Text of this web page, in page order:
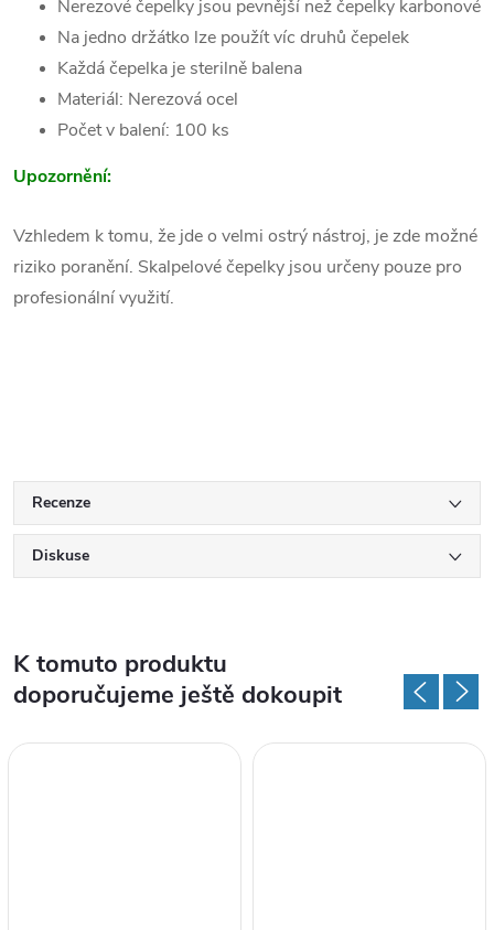
Nerezové čepelky jsou pevnější než čepelky karbonové
Na jedno držátko lze použít víc druhů čepelek
Každá čepelka je sterilně balena
Materiál: Nerezová ocel
Počet v balení: 100 ks
Upozornění:
Vzhledem k tomu, že jde o velmi ostrý nástroj, je zde možné
riziko poranění. Skalpelové čepelky jsou určeny pouze pro
profesionální využití.
Recenze
Diskuse
K tomuto produktu
doporučujeme ještě dokoupit